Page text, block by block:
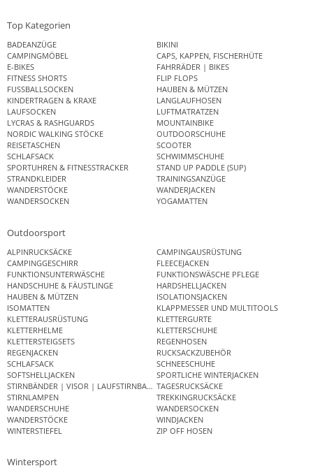
Top Kategorien
BADEANZÜGE
BIKINI
CAMPINGMÖBEL
CAPS, KAPPEN, FISCHERHÜTE
E-BIKES
FAHRRÄDER | BIKES
FITNESS SHORTS
FLIP FLOPS
FUSSBALLSOCKEN
HAUBEN & MÜTZEN
KINDERTRAGEN & KRAXE
LANGLAUFHOSEN
LAUFSOCKEN
LUFTMATRATZEN
LYCRAS & RASHGUARDS
MOUNTAINBIKE
NORDIC WALKING STÖCKE
OUTDOORSCHUHE
REISETASCHEN
SCOOTER
SCHLAFSACK
SCHWIMMSCHUHE
SPORTUHREN & FITNESSTRACKER
STAND UP PADDLE (SUP)
STRANDKLEIDER
TRAININGSANZÜGE
WANDERSTÖCKE
WANDERJACKEN
WANDERSOCKEN
YOGAMATTEN
Outdoorsport
ALPINRUCKSÄCKE
CAMPINGAUSRÜSTUNG
CAMPINGGESCHIRR
FLEECEJACKEN
FUNKTIONSUNTERWÄSCHE
FUNKTIONSWÄSCHE PFLEGE
HANDSCHUHE & FÄUSTLINGE
HARDSHELLJACKEN
HAUBEN & MÜTZEN
ISOLATIONSJACKEN
ISOMATTEN
KLAPPMESSER UND MULTITOOLS
KLETTERAUSRÜSTUNG
KLETTERGURTE
KLETTERHELME
KLETTERSCHUHE
KLETTERSTEIGSETS
REGENHOSEN
REGENJACKEN
RUCKSACKZUBEHÖR
SCHLAFSACK
SCHNEESCHUHE
SOFTSHELLJACKEN
SPORTLICHE WINTERJACKEN
STIRNBÄNDER | VISOR | LAUFSTIRNBANDTAGESRUCKSÄCKE
STIRNLAMPEN
TREKKINGRUCKSÄCKE
WANDERSCHUHE
WANDERSOCKEN
WANDERSTÖCKE
WINDJACKEN
WINTERSTIEFEL
ZIP OFF HOSEN
Wintersport